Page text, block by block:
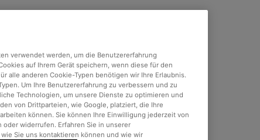
verwendet werden, um die Benutzererfahrung
auf Ihrem Gerät speichern, wenn diese für den
alle anderen Cookie-Typen benötigen wir Ihre Erlaubnis.
Um Ihre Benutzererfahrung zu verbessern und zu
Technologien, um unsere Dienste zu optimieren und
von Drittparteien, wie Google, platziert, die Ihre
können. Sie können Ihre Einwilligung jederzeit von
widerrufen. Erfahren Sie in unserer
Sie uns kontaktieren können und wie wir